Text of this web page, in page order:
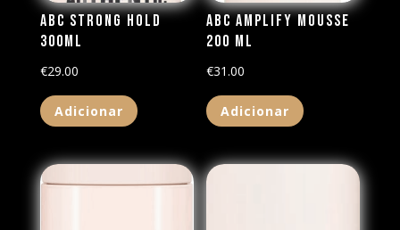
ABC Strong Hold
300ml
€29.00
Adicionar
ABC Amplify Mousse
200 ml
€31.00
Adicionar